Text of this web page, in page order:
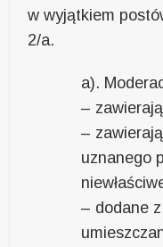
w wyjątkiem
2/a.
a).
–
–
uznanego
– dodane